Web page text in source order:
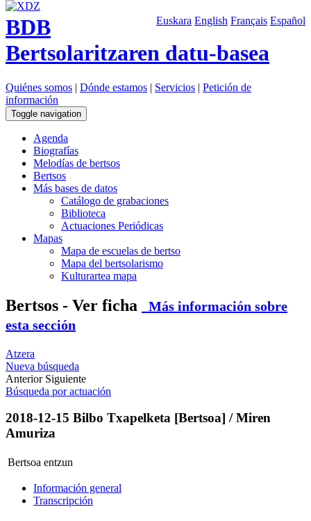
Euskara English Français Español
BDB
Bertsolaritzaren datu-basea
Quiénes somos | Dónde estamos | Servicios | Petición de
información
Toggle navigation
Agenda
Biografías
Melodías de bertsos
Bertsos
Más bases de datos
Catálogo de grabaciones
Biblioteca
Actuaciones Periódicas
Mapas
Mapa de escuelas de bertso
Mapa del bertsolarismo
Kulturartea mapa
Bertsos - Ver ficha
Más información sobre
esta sección
Atzera
Nueva búsqueda
Anterior Siguiente
Búsqueda por actuación
2018-12-15 Bilbo Txapelketa [Bertsoa] / Miren
Amuriza
Bertsoa entzun
Información general
Transcripción